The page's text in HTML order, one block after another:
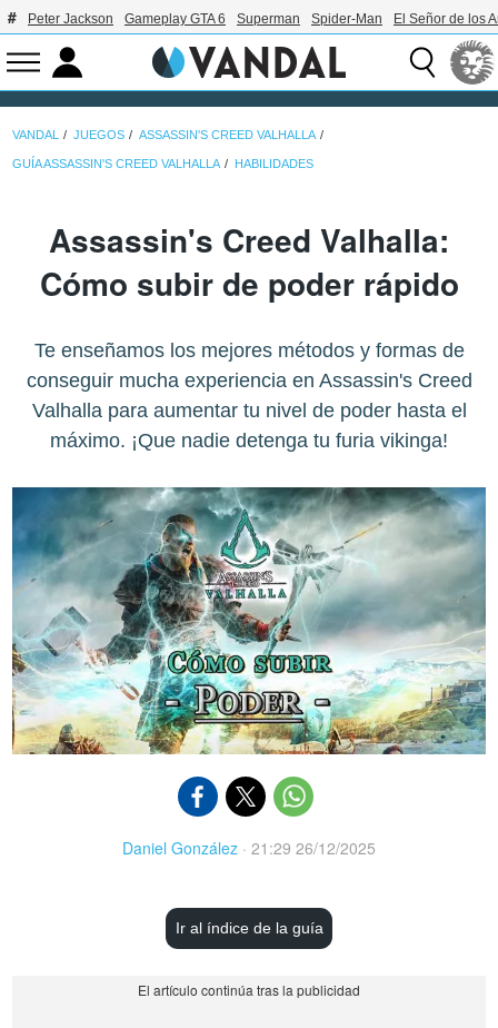
Peter Jackson Gameplay GTA 6 Superman Spider-Man El Señor de los
VANDAL JUEGOS ASSASSIN'S CREED VALHALLA
GUÍA ASSASSIN'S CREED VALHALLA HABILIDADES
Assassin's Creed Valhalla:
Cómo subir de poder rápido
Te enseñamos los mejores métodos y formas de
conseguir mucha experiencia en Assassin's Creed
Valhalla para aumentar tu nivel de poder hasta el
máximo. ¡Que nadie detenga tu furia vikinga!
Daniel González · 21:29 26/12/2025
Ir al índice de la guía